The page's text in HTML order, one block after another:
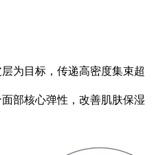
为目标，传递高密度集束超
部核心弹性，改善肌肤保湿